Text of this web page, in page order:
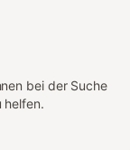
bei der Suche
helfen.